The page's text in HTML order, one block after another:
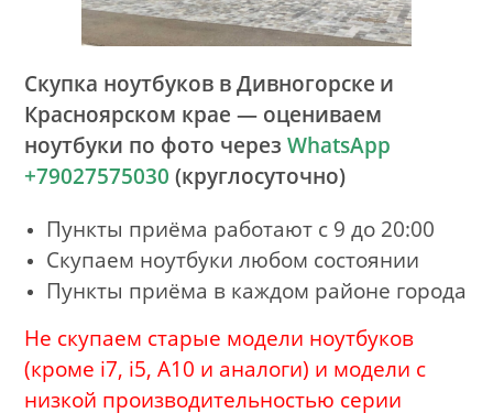
Скупка ноутбуков в Дивногорске и
Красноярском крае — оцениваем
ноутбуки по фото черезWhatsApp
+79027575030 (круглосуточно)
Пункты приёма работают с 9 до 20:00
Скупаем ноутбуки любом состоянии
Пункты приёма в каждом районе города
Не скупаем старые модели ноутбуков
(кроме i7, i5, A10 и аналоги) и модели с
низкой производительностью серии